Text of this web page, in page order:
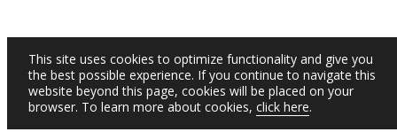
This site uses cookies to optimize functionality and give you
the best possible experience. If you continue to navigate this
website beyond this page, cookies will be placed on your
browser. To learn more about cookies, click here.